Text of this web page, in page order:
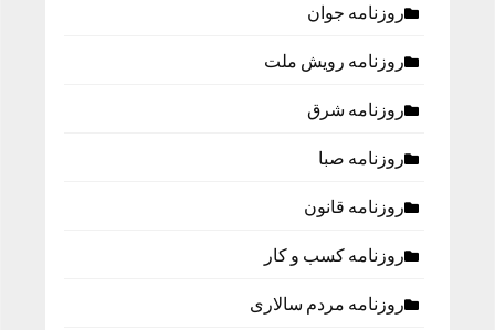
روزنامه جوان
روزنامه رویش ملت
روزنامه شرق
روزنامه صبا
روزنامه قانون
روزنامه كسب و كار
روزنامه مردم سالاری